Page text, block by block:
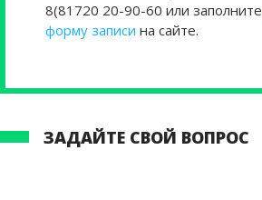
8(81720 20-90-60 или заполните
форму записи на сайте.
ЗАДАЙТЕ СВОЙ ВОПРОС